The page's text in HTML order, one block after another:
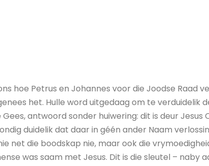
hoe Petrus en Johannes voor die Joodse Raad
het. Hulle word uitgedaag om te verduidelik
antwoord sonder huiwering: dit is deur
duidelik dat daar in géén ander Naam
net die boodskap nie, maar ook die
was saam met Jesus. Dit is die sleutel – naby